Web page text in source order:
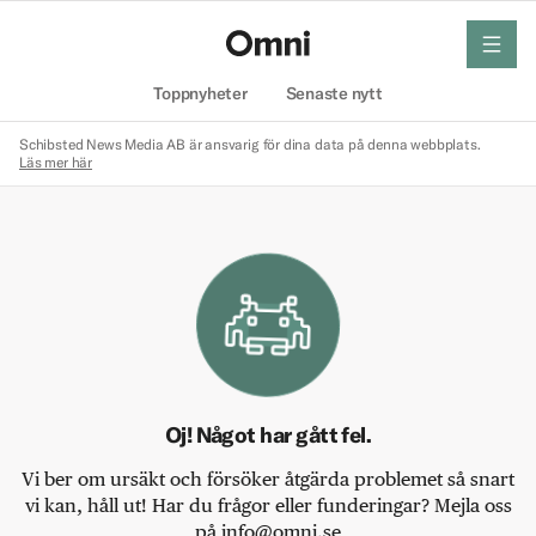
Toppnyheter Senaste nytt
meny
Schibsted News Media AB är ansvarig för dina data på denna webbplats.
Läs mer här
Oj! Något har gått fel.
Vi ber om ursäkt och försöker åtgärda problemet så snart
vi kan, håll ut! Har du frågor eller funderingar? Mejla oss